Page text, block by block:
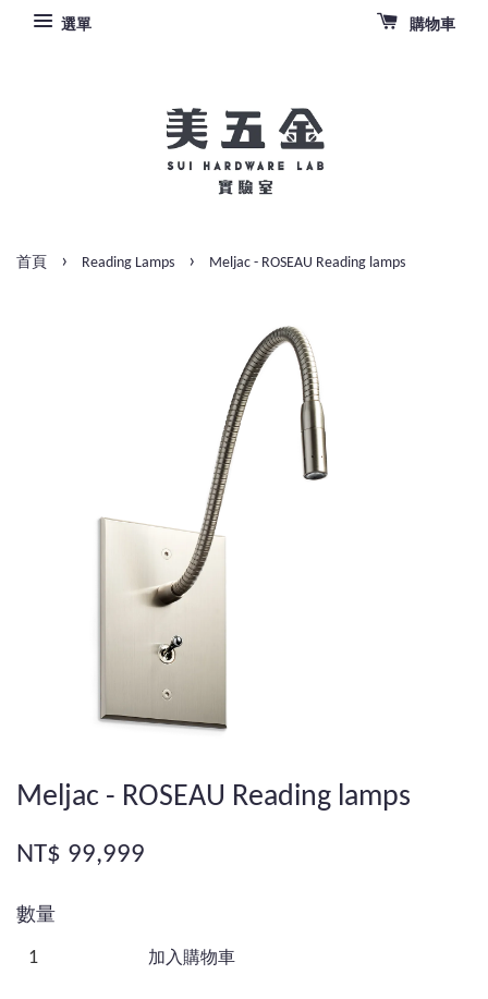
選單 購物車
首頁 › Reading Lamps › Meljac - ROSEAU Reading lamps
Meljac - ROSEAU Reading lamps
NT$ 99,999
數量
加入購物車